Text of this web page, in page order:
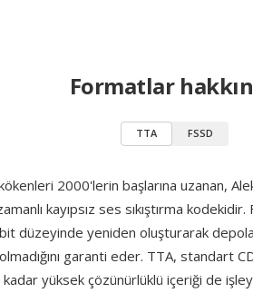
Formatlar
TTA FSSD
2000'lerin başlarına uzanan,
kayıpsız ses sıkıştırma
bit düzeyinde yeniden oluşturarak
garanti eder. TTA, standart
yüksek çözünürlüklü içeriği de